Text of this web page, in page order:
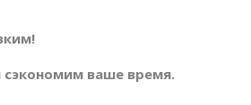
ваше время.